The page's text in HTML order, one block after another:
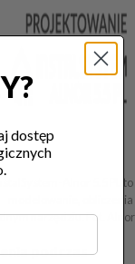
Alnor 5.5 PL to
modelowanie, obliczenia
narzędziu. Fot. Alnor
podczas
dostęp